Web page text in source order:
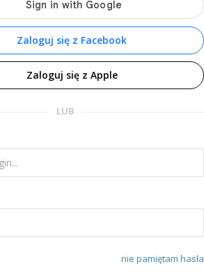
Zaloguj się z Facebook
Zaloguj się z Apple
LUB
nie pamiętam hasła